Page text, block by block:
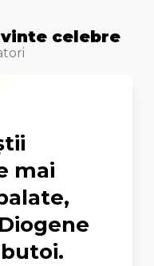
celebre
mai